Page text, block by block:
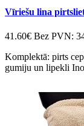
Vīriešu lina
41.60€ Bez PVN:
Komplektā: pirts
gumiju un lipekli